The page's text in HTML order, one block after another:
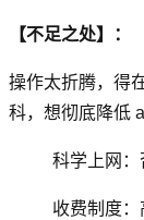
【不足之处】：
操作太折腾，得
科，想彻底降低
科学上网：
收费制度